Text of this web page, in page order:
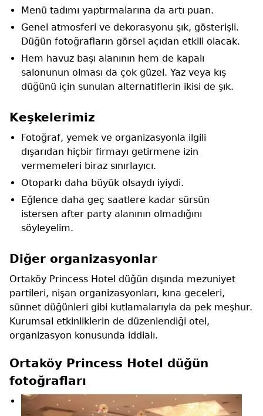
Menü tadımı yaptırmalarına da artı puan.
Genel atmosferi ve dekorasyonu şık, gösterişli.
Düğün fotoğrafların görsel açıdan etkili olacak.
Hem havuz başı alanının hem de kapalı
salonunun olması da çok güzel. Yaz veya kış
düğünü için sunulan alternatiflerin ikisi de şık.
Keşkelerimiz
Fotoğraf, yemek ve organizasyonla ilgili
dışarıdan hiçbir firmayı getirmene izin
vermemeleri biraz sınırlayıcı.
Otoparkı daha büyük olsaydı iyiydi.
Eğlence daha geç saatlere kadar sürsün
istersen after party alanının olmadığını
söyleyelim.
Diğer organizasyonlar
Ortaköy Princess Hotel düğün dışında mezuniyet
partileri, nişan organizasyonları, kına geceleri,
sünnet düğünleri gibi kutlamalarıyla da pek meşhur.
Kurumsal etkinliklerin de düzenlendiği otel,
organizasyon konusunda iddialı.
Ortaköy Princess Hotel düğün
fotoğrafları